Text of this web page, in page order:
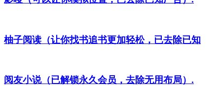
柚子阅读（让你找书追书更加轻松，已去除已知
阅友小说（已解锁永久会员，去除无用布局）.